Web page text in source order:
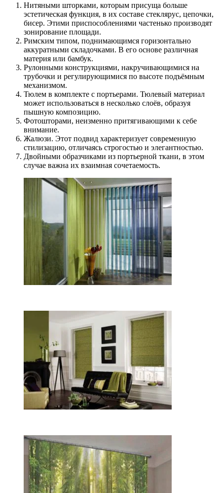
Нитяными шторками, которым присуща больше
эстетическая функция, в их составе стеклярус, цепочки,
бисер. Этими приспособлениями частенько производят
зонирование площади.
Римским типом, поднимающимся горизонтально
аккуратными складочками. В его основе различная
материя или бамбук.
Рулонными конструкциями, накручивающимися на
трубочки и регулирующимися по высоте подъёмным
механизмом.
Тюлем в комплекте с портьерами. Тюлевый материал
может использоваться в несколько слоёв, образуя
пышную композицию.
Фотошторами, неизменно притягивающими к себе
внимание.
Жалюзи. Этот подвид характеризует современную
стилизацию, отличаясь строгостью и элегантностью.
Двойными образчиками из портьерной ткани, в этом
случае важна их взаимная сочетаемость.